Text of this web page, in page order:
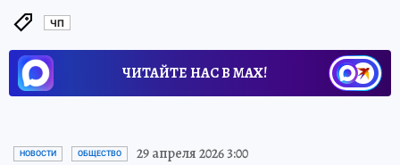
ЧП
ЧИТАЙТЕ НАС В МАХ!
НОВОСТИ ОБЩЕСТВО 29 апреля 2026 3:00